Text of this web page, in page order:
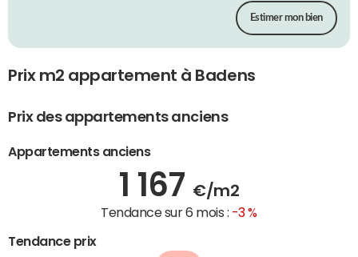
Estimer mon bien
Prix m2 appartement à Badens
Prix des appartements anciens
Appartements anciens
1 167 €/m2
Tendance sur 6 mois : -3 %
Tendance prix